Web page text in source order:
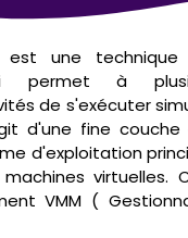
est une technique
permet à
de s'exécuter
d'une fine
d'exploitation
virtuelles.
VMM (